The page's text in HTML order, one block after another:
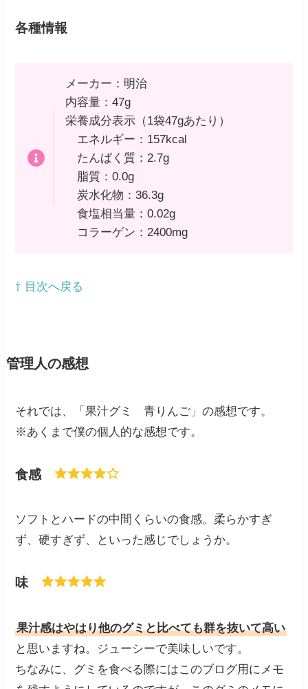
各種情報
メーカー：明治
内容量：47g
栄養成分表示（1袋47gあたり）
エネルギー：157kcal
たんぱく質：2.7g
脂質：0.0g
炭水化物：36.3g
食塩相当量：0.02g
コラーゲン：2400mg
⇧ 目次へ戻る
管理人の感想
それでは、「果汁グミ 青りんご」の感想です。
※あくまで僕の個人的な感想です。
食感
ソフトとハードの中間くらいの食感。柔らかすぎ
ず、硬すぎず、といった感じでしょうか。
味
果汁感はやはり他のグミと比べても群を抜いて高い
と思いますね。ジューシーで美味しいです。
ちなみに、グミを食べる際にはこのブログ用にメモ